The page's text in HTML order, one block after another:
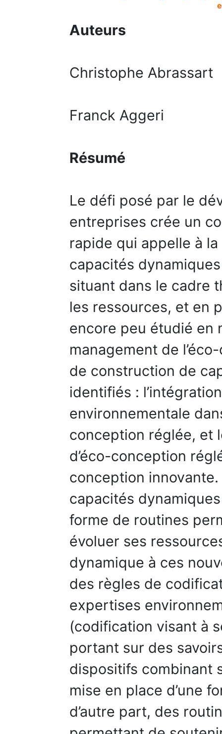
Auteurs
Christophe Abrassart
Franck Aggeri
Résumé
Le défi posé par le
entreprises crée un
rapide qui appelle à
capacités
situant dans le cadre
les ressources, et en
encore peu étudié en
management de
de construction de
identifiés :
environnementale
conception réglée, et
d’éco-conception
conception
capacités
forme de routines
évoluer ses
dynamique à ces
des règles de
expertises
(codification visant à
portant sur des
dispositifs combinant
mise en place d’une
d’autre part, des